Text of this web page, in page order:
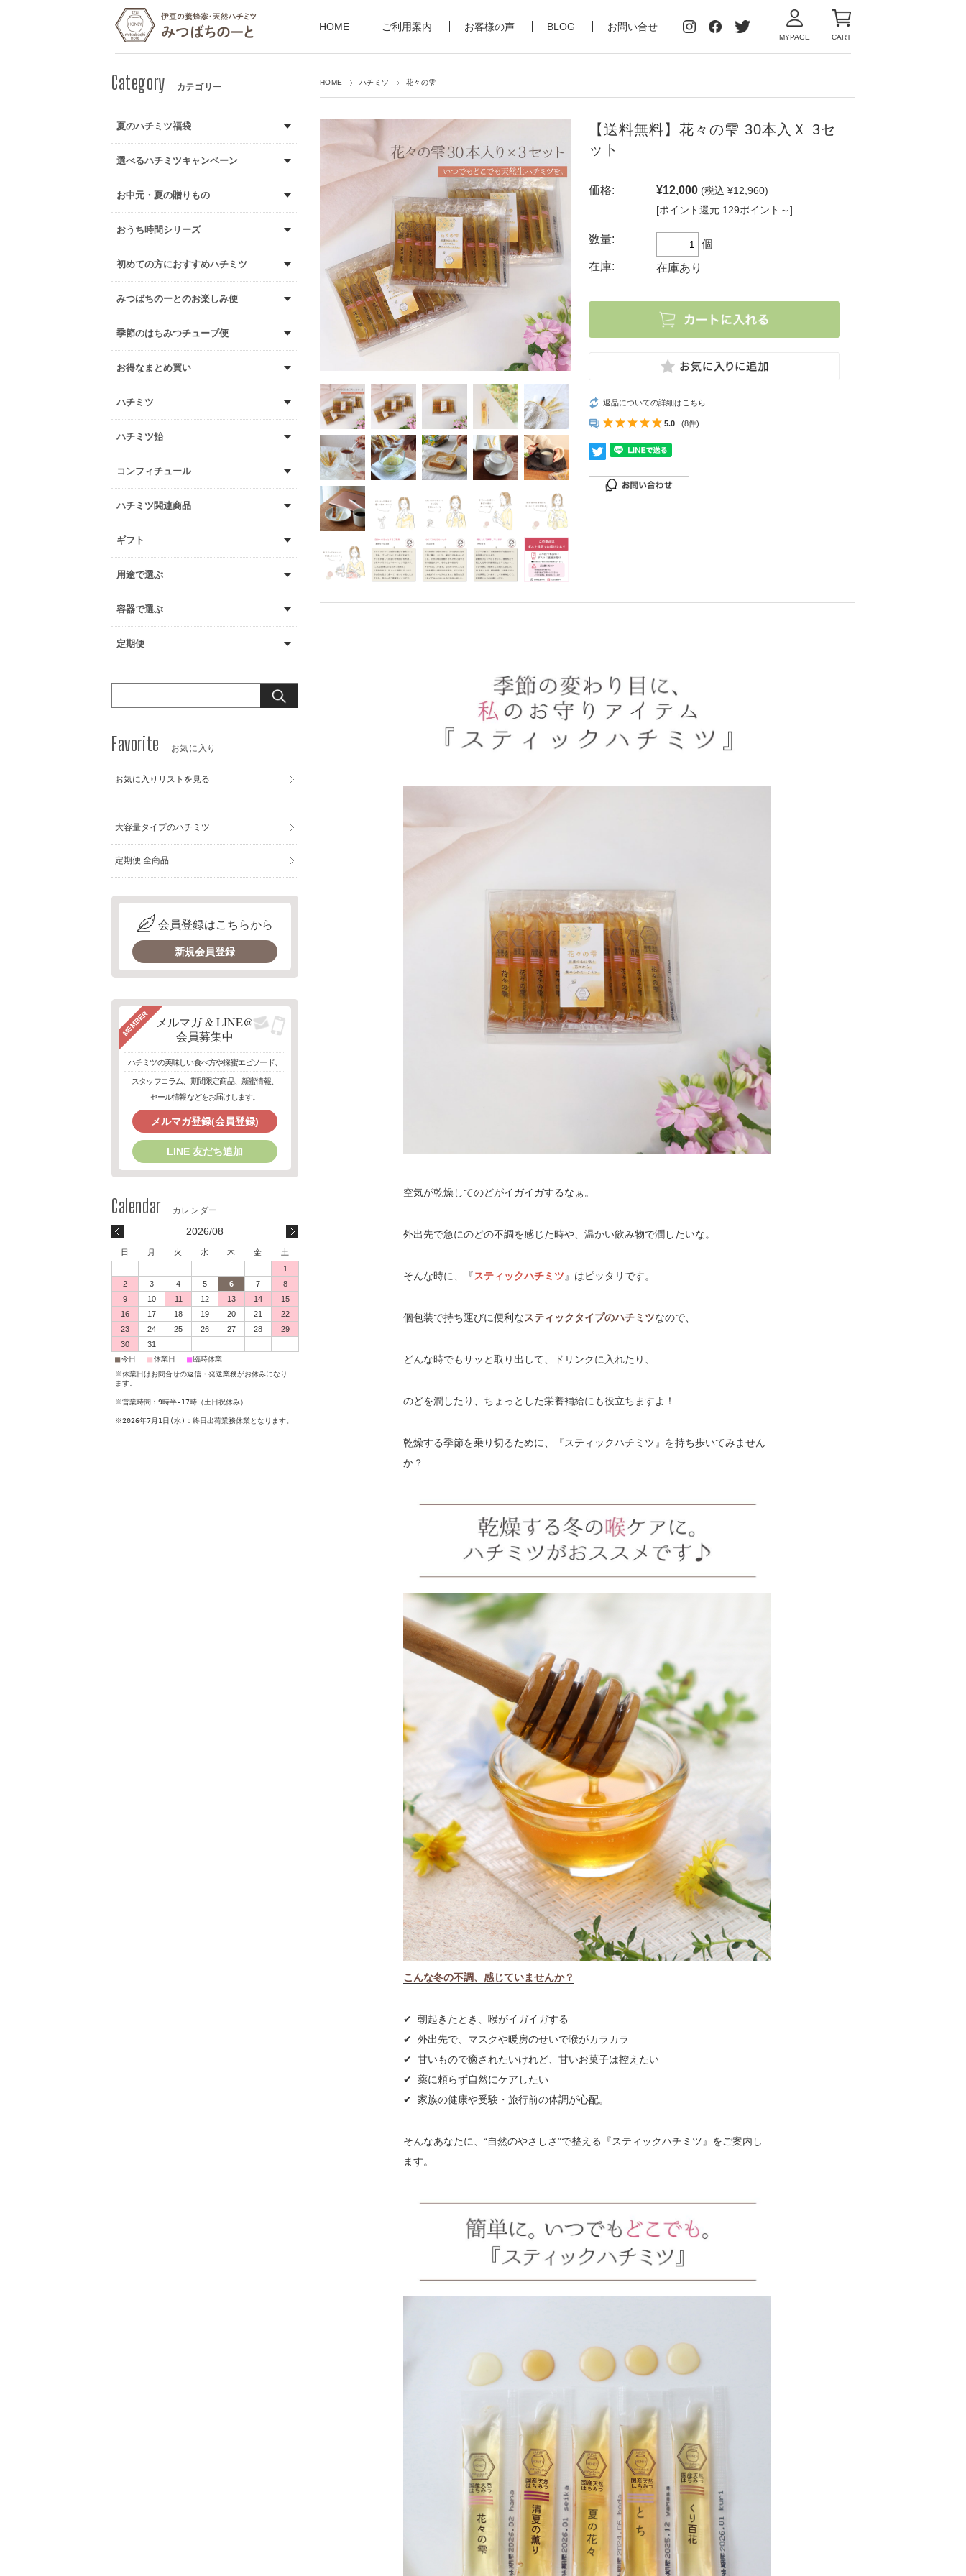
HOME ご利用案内 お客様の声 BLOG お問い合せ
MYPAGE CART
HOME ハチミツ 花々の雫
【送料無料】花々の雫 30本入Ｘ 3セ
ット
価格: ¥12,000 (税込 ¥12,960)
[ポイント還元 129ポイント～]
数量:
個
在庫:
在庫あり
返品についての詳細はこちら
5.0 (8件)
空気が乾燥してのどがイガイガするなぁ。
外出先で急にのどの不調を感じた時や、温かい飲み物で潤したいな。
そんな時に、『スティックハチミツ 』はピッタリです。
個包装で持ち運びに便利なスティックタイプのハチミツなので、
どんな時でもサッと取り出して、ドリンクに入れたり、
のどを潤したり、ちょっとした栄養補給にも役立ちますよ！
乾燥する季節を乗り切るために、『スティックハチミツ』を持ち歩いてみません
か？
こんな冬の不調、感じていませんか？
✔ 朝起きたとき、喉がイガイガする
✔ 外出先で、マスクや暖房のせいで喉がカラカラ
✔ 甘いもので癒されたいけれど、甘いお菓子は控えたい
✔ 薬に頼らず自然にケアしたい
✔ 家族の健康や受験・旅行前の体調が心配。
そんなあなたに、“自然のやさしさ”で整える『スティックハチミツ』をご案内し
ます。
カテゴリー
夏のハチミツ福袋
選べるハチミツキャンペーン
お中元・夏の贈りもの
おうち時間シリーズ
初めての方におすすめハチミツ
みつばちのーとのお楽しみ便
季節のはちみつチューブ便
お得なまとめ買い
ハチミツ
ハチミツ飴
コンフィチュール
ハチミツ関連商品
ギフト
用途で選ぶ
容器で選ぶ
定期便
お気に入り
お気に入りリストを見る
大容量タイプのハチミツ
定期便 全商品
会員登録はこちらから
新規会員登録
MEMBER
メルマガ & LINE@
会員募集中
ハチミツの美味しい食べ方や採蜜エピソード、
スタッフコラム、期間限定商品、新蜜情報、
セール情報などをお届けします。
メルマガ登録(会員登録)
LINE 友だち追加
2026/08
日 月 火 水 木 金
土
1
2
3 4 5 6 7
8
9
10 11 12 13 14
15
16
17 18 19 20 21
22
23
24 25 26 27 28
29
30
31
■今日 ■休業日 ■臨時休業
※休業日はお問合せの返信・発送業務がお休みになり
ます。
※営業時間：9時半-17時（土日祝休み）
※2026年7月1日(水)：終日出荷業務休業となります。